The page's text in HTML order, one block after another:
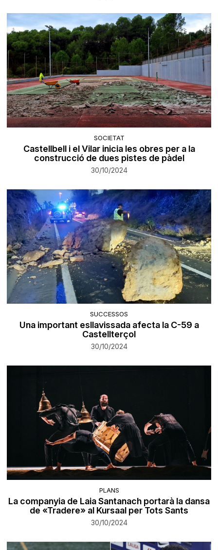
SOCIETAT
Castellbell i el Vilar inicia les obres per a la
construcció de dues pistes de pàdel
30/10/2024
SUCCESSOS
Una important esllavissada afecta la C-59 a
Castellterçol
30/10/2024
PLANS
La companyia de Laia Santanach portarà la dansa
de «Tradere» al Kursaal per Tots Sants
30/10/2024